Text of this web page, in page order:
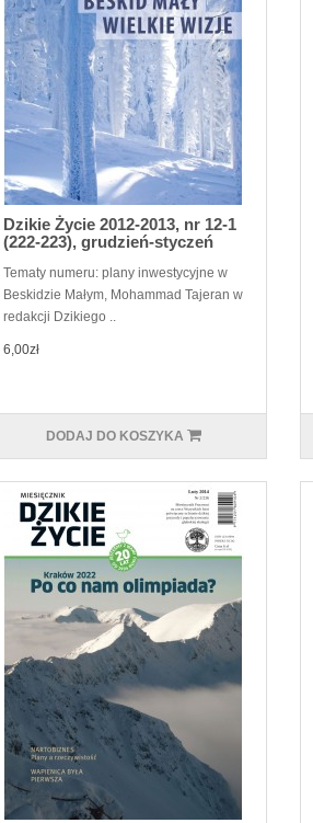
Dzikie Życie 2012-2013, nr 12-1
(222-223), grudzień-styczeń
Tematy numeru: plany inwestycyjne w
Beskidzie Małym, Mohammad Tajeran w
redakcji Dzikiego ..
6,00zł
DODAJ DO KOSZYKA